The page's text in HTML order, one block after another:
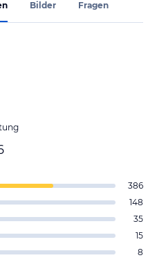
Bilder Fragen
386
148
35
15
8